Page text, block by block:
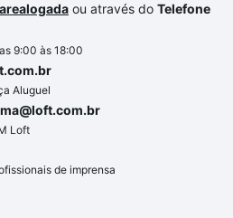
ou através do Telefone
9:00 às 18:00
Aluguel
Loft
de imprensa